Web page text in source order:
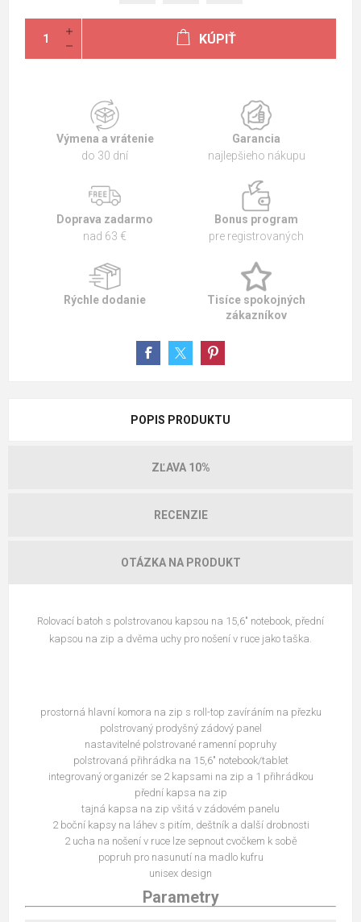
KÚPIŤ
Výmena a vrátenie
do 30 dní
Garancia
najlepšieho nákupu
Doprava zadarmo
nad 63 €
Bonus program
pre registrovaných
Rýchle dodanie
Tisíce spokojných
zákazníkov
POPIS PRODUKTU
ZĽAVA 10%
RECENZIE
OTÁZKA NA PRODUKT
Rolovací batoh s polstrovanou kapsou na 15,6" notebook, přední
kapsou na zip a dvěma uchy pro nošení v ruce jako taška.
prostorná hlavní komora na zip s roll-top zavíráním na přezku
polstrovaný prodyšný zádový panel
nastavitelné polstrované ramenní popruhy
polstrovaná přihrádka na 15,6" notebook/tablet
integrovaný organizér se 2 kapsami na zip a 1 přihrádkou
přední kapsa na zip
tajná kapsa na zip všitá v zádovém panelu
2 boční kapsy na láhev s pitím, deštník a další drobnosti
2 ucha na nošení v ruce lze sepnout cvočkem k sobě
popruh pro nasunutí na madlo kufru
unisex design
Parametry